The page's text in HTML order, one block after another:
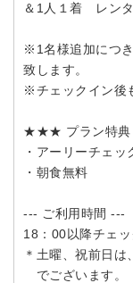
＆1人１着 レン
※1名様追加につ
致します。
※チェックイン後
★★★ プラン特
・アーリーチェ
・朝食無料
--- ご利用時間 ---
18：00以降チェ
＊土曜、祝前日
でございます。